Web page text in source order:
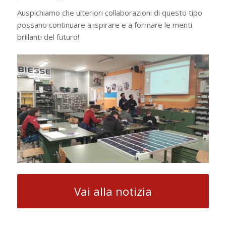
Auspichiamo che ulteriori collaborazioni di questo tipo
possano continuare a ispirare e a formare le menti
brillanti del futuro!
Vai alla notizia